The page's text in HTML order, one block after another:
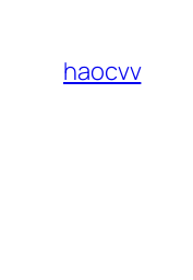
haocvv